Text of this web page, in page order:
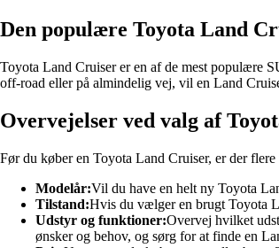
Den populære Toyota Land
Toyota Land Cruiser er en af de mest populære
off-road eller på almindelig vej, vil en Land
Overvejelser ved valg af
Før du køber en Toyota Land Cruiser, er der
Modelår:Vil du have en helt ny Toyota
Tilstand:Hvis du vælger en brugt Toyota
Udstyr og funktioner:Overvej hvilket
ønsker og behov, og sørg for at finde en